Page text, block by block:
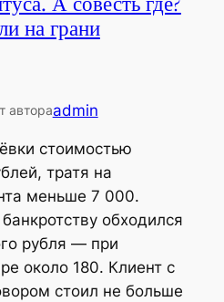
на грани
автораadmin
стоимостью
тратя на
меньше 7 000.
обходился
рубля — при
около 180. Клиент с
стоил не больше